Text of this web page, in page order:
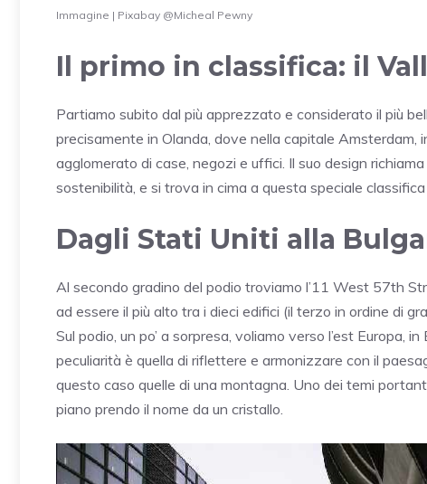
Immagine | Pixabay @Micheal Pewny
Il primo in classifica: il
Partiamo subito dal più apprezzato e considerato il più
precisamente in Olanda, dove nella capitale Amsterdam,
agglomerato di case, negozi e uffici. Il suo design
sostenibilità, e si trova in cima a questa speciale
Dagli Stati Uniti alla
Al secondo gradino del podio troviamo l’11 West 57th
ad essere il più alto tra i dieci edifici (il terzo in ordine di
Sul podio, un po’ a sorpresa, voliamo verso l’est Europa,
peculiarità è quella di riflettere e armonizzare con il
questo caso quelle di una montagna. Uno dei temi
piano prendo il nome da un cristallo.